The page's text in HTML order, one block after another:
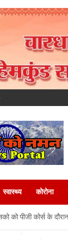
स्वास्थ्य कोरोना
को पीजी कोर्स के